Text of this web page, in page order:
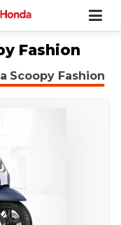
Fashion
Scoopy Fashion